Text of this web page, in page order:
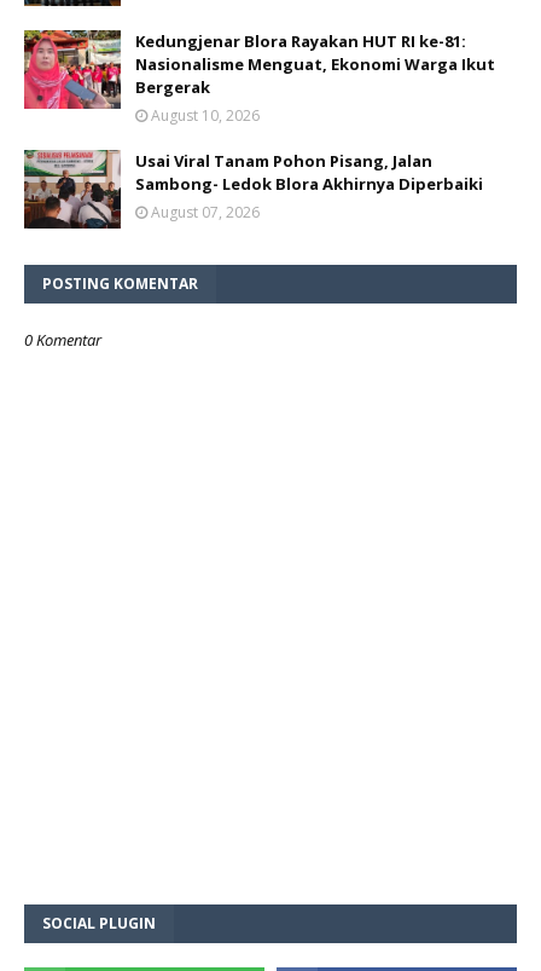
Kedungjenar Blora Rayakan HUT RI ke-81:
Nasionalisme Menguat, Ekonomi Warga Ikut
Bergerak
August 10, 2026
Usai Viral Tanam Pohon Pisang, Jalan
Sambong- Ledok Blora Akhirnya Diperbaiki
August 07, 2026
POSTING KOMENTAR
0 Komentar
SOCIAL PLUGIN